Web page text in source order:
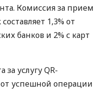
Комиссия за прием
1,3% от
банков и 2% с карт
за услугу QR-
от успешной операции